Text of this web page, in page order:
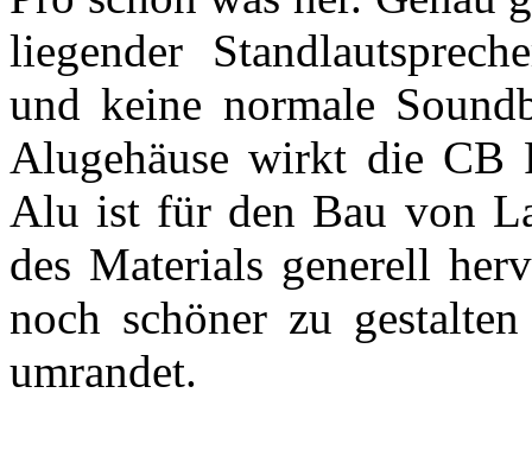
liegender
und keine normale
Alugehäuse wirkt die CB
Alu ist für den Bau von
des Materials generell
noch schöner zu
umrandet.